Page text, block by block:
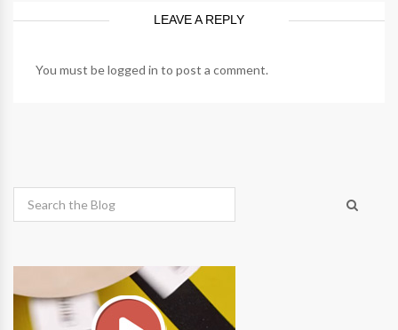
LEAVE A REPLY
You must belogged in to post a comment.